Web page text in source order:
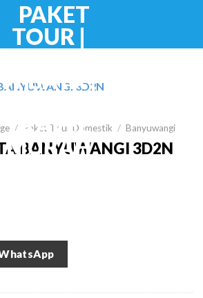
/ Paket Tour Domestik / Banyuwangi
BANYUWANGI 3D2N